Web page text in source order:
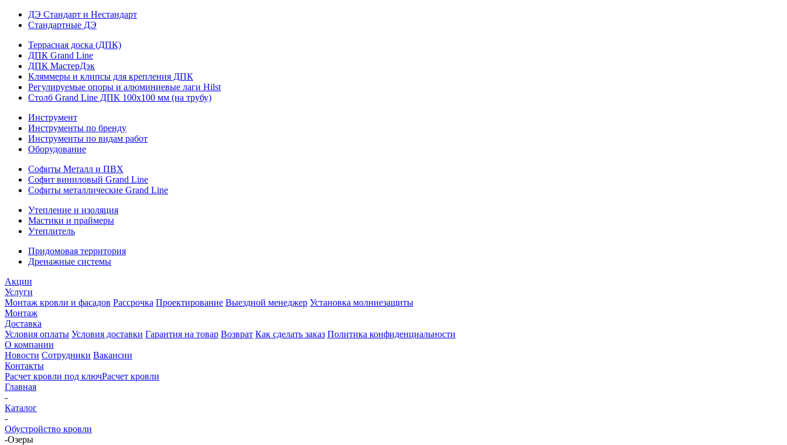
ДЭ Стандарт и Нестандарт
Стандартные ДЭ
Террасная доска (ДПК)
ДПК Grand Line
ДПК МастерДэк
Кляммеры и клипсы для крепления ДПК
Регулируемые опоры и алюминиевые лаги Hilst
Столб Grand Line ДПК 100х100 мм (на трубу)
Инструмент
Инструменты по бренду
Инструменты по видам работ
Оборудование
Софиты Металл и ПВХ
Софит виниловый Grand Line
Софиты металлические Grand Line
Утепление и изоляция
Мастики и праймеры
Утеплитель
Придомовая территория
Дренажные системы
Акции
Услуги
Монтаж кровли и фасадов Рассрочка Проектирование Выездной менеджер Установка молниезащиты
Монтаж
Доставка
Условия оплаты Условия доставки Гарантия на товар Возврат Как сделать заказ Политика конфиденциальности
О компании
Новости Сотрудники Вакансии
Контакты
Расчет кровли под ключРасчет кровли
Главная
-
Каталог
-
Обустройство кровли
-Озеры